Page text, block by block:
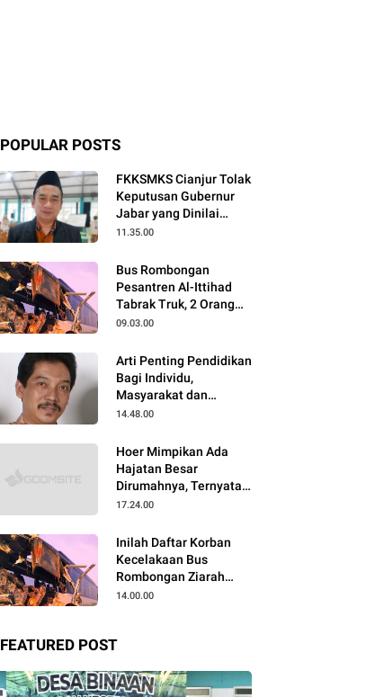
POPULAR POSTS
FKKSMKS Cianjur Tolak
Keputusan Gubernur
Jabar yang Dinilai
Merugikan Sekolah
11.35.00
Bus Rombongan
Pesantren Al-Ittihad
Tabrak Truk, 2 Orang
Meninggal Dunia
09.03.00
Arti Penting Pendidikan
Bagi Individu,
Masyarakat dan
Negara
14.48.00
Hoer Mimpikan Ada
Hajatan Besar
Dirumahnya, Ternyata
Anaknya Pulang Dalam
17.24.00
Inilah Daftar Korban
Kecelakaan Bus
Rombongan Ziarah
Walisongo Pesantren
14.00.00
FEATURED POST